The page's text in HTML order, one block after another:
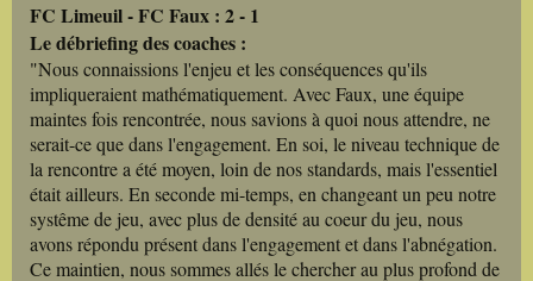
FC Limeuil - FC Faux : 2 - 1
Le débriefing des coaches :
"Nous connaissions l'enjeu et les conséquences qu'ils
impliqueraient mathématiquement. Avec Faux, une équipe
maintes fois rencontrée, nous savions à quoi nous attendre, ne
serait-ce que dans l'engagement. En soi, le niveau technique de
la rencontre a été moyen, loin de nos standards, mais l'essentiel
était ailleurs. En seconde mi-temps, en changeant un peu notre
systême de jeu, avec plus de densité au coeur du jeu, nous
avons répondu présent dans l'engagement et dans l'abnégation.
Ce maintien, nous sommes allés le chercher au plus profond de